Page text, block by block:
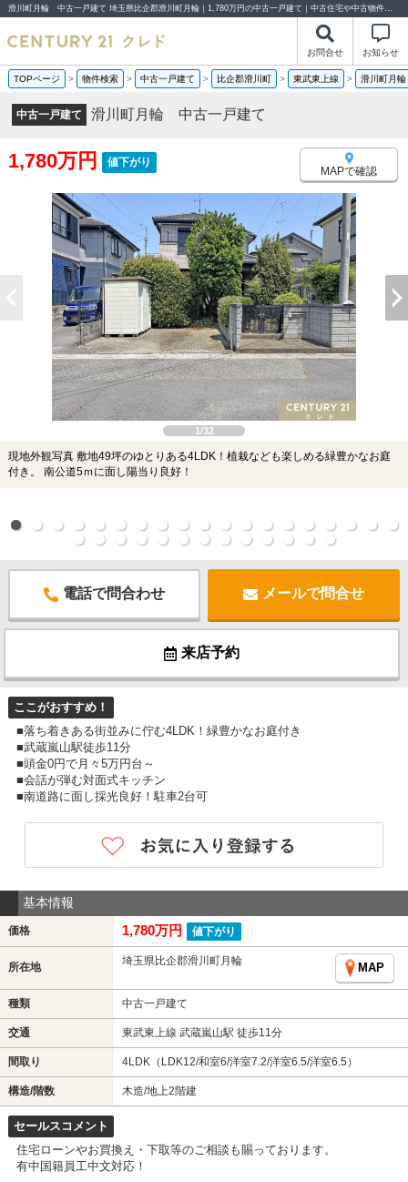
滑川町月輪 中古一戸建て 埼玉県比企郡滑川町月輪｜1,780万円の中古一戸建て｜中古住宅や中古物件情報｜センチュリー21クレド
お問合せ お知らせ
TOPページ > 物件検索 > 中古一戸建て > 比企郡滑川町 > 東武東上線 > 滑川町月
中古一戸建て 滑川町月輪 中古一戸建て
1,780万円 値下がり
MAPで確認
1/32
現地外観写真 敷地49坪のゆとりある4LDK！植栽なども楽しめる緑豊かなお庭
付き。 南公道5ｍに面し陽当り良好！
電話で問合わせ メールで問合せ
来店予約
ここがおすすめ！
■落ち着きある街並みに佇む4LDK！緑豊かなお庭付き
■武蔵嵐山駅徒歩11分
■頭金0円で月々5万円台～
■会話が弾む対面式キッチン
■南道路に面し採光良好！駐車2台可
基本情報
価格 1,780万円 値下がり
所在地 埼玉県比企郡滑川町月輪
MAP
種類 中古一戸建て
交通 東武東上線 武蔵嵐山駅 徒歩11分
間取り 4LDK（LDK12/和室6/洋室7.2/洋室6.5/洋室6.5）
構造/階数 木造/地上2階建
セールスコメント
住宅ローンやお買換え・下取等のご相談も賜っております。
有中国籍員工中文対応！